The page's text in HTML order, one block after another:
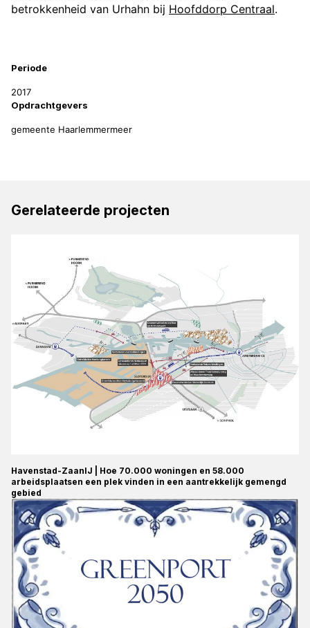
betrokkenheid van Urhahn bij Hoofddorp Centraal.
Periode
2017
Opdrachtgevers
gemeente Haarlemmermeer
Gerelateerde projecten
Havenstad-ZaanIJ | Hoe 70.000 woningen en 58.000
arbeidsplaatsen een plek vinden in een aantrekkelijk gemengd
gebied